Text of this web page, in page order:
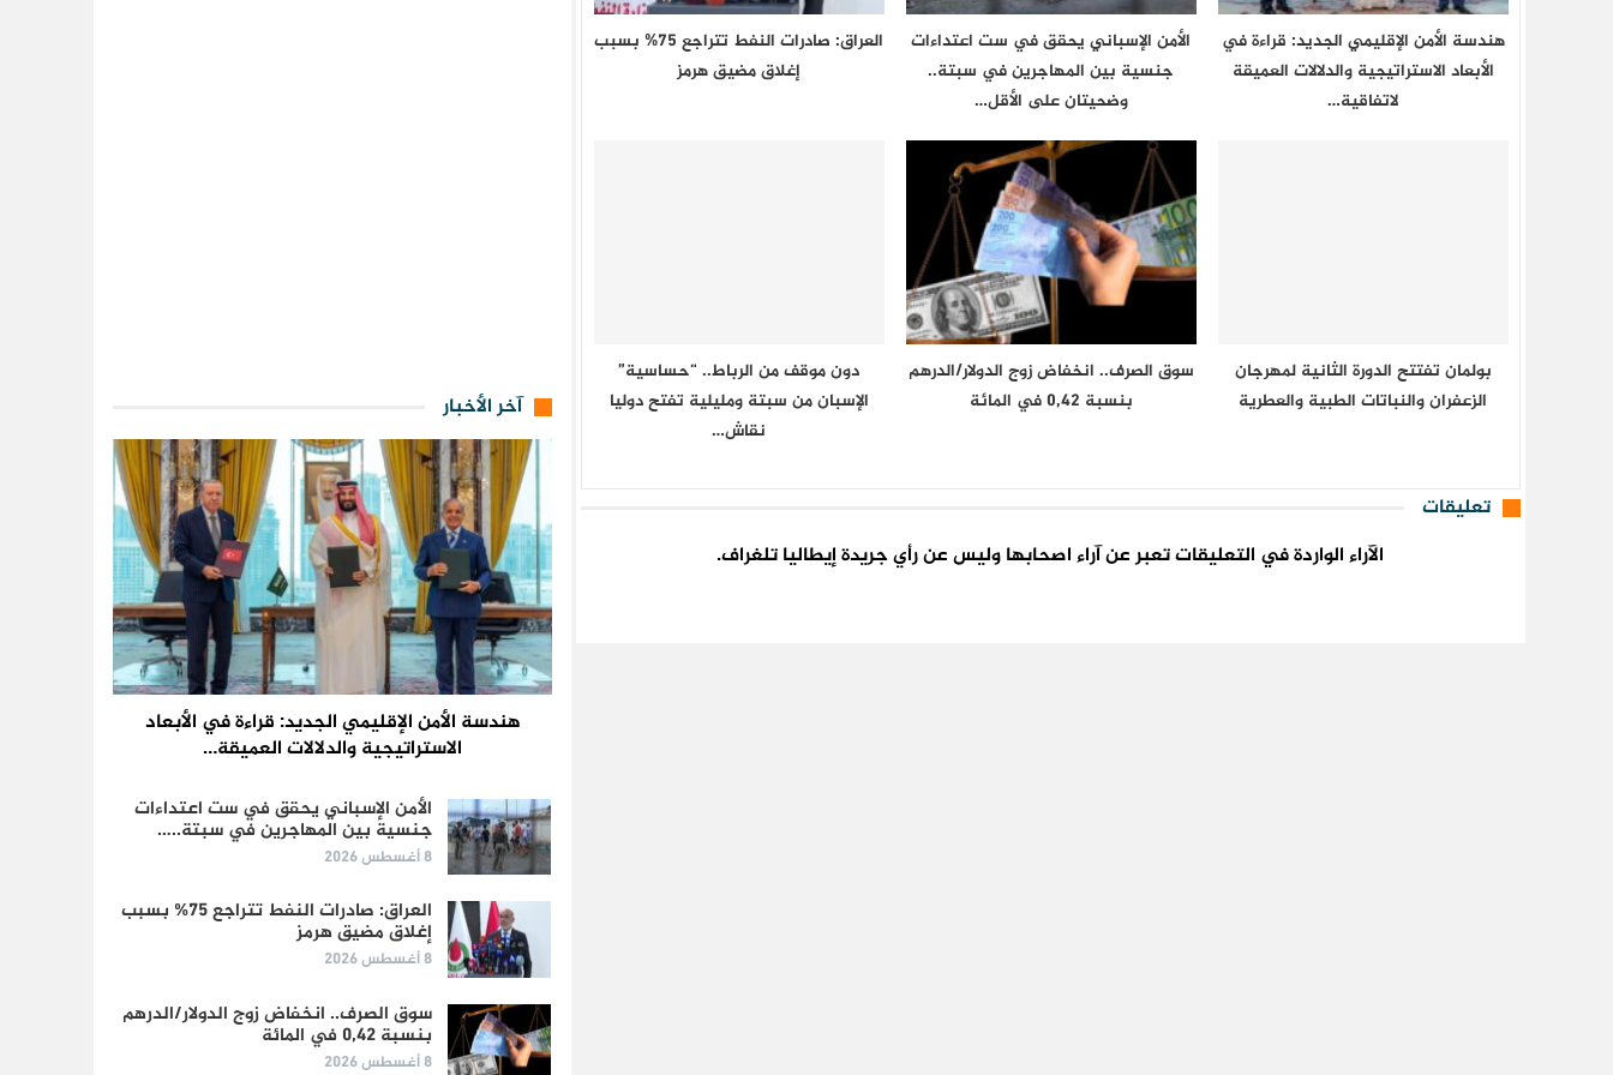
هندسة الأمن الإقليمي الجديد: قراءة في
الأبعاد الاستراتيجية والدلالات العميقة
لاتفاقية…
الأمن الإسباني يحقق في ست اعتداءات
جنسية بين المهاجرين في سبتة..
وضحيتان على الأقل…
العراق: صادرات النفط تتراجع 75% بسبب
إغلاق مضيق هرمز
بولمان تفتتح الدورة الثانية لمهرجان
الزعفران والنباتات الطبية والعطرية
سوق الصرف.. انخفاض زوج الدولار/الدرهم
بنسبة 0,42 في المائة
دون موقف من الرباط.. “حساسية”
الإسبان من سبتة ومليلية تفتح دوليا
نقاش…
تعليقات
الآراء الواردة في التعليقات تعبر عن آراء اصحابها وليس عن رأي جريدة إيطاليا تلغراف.
آخر الأخبار
هندسة الأمن الإقليمي الجديد: قراءة في الأبعاد
الاستراتيجية والدلالات العميقة…
الأمن الإسباني يحقق في ست اعتداءات
جنسية بين المهاجرين في سبتة..…
8 أغسطس 2026
العراق: صادرات النفط تتراجع 75% بسبب
إغلاق مضيق هرمز
8 أغسطس 2026
سوق الصرف.. انخفاض زوج الدولار/الدرهم
بنسبة 0,42 في المائة
8 أغسطس 2026